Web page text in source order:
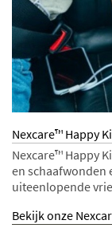
Nexcare™ Happy
Nexcare™ Happy
en schaafwonden
uiteenlopende
Bekijk onze